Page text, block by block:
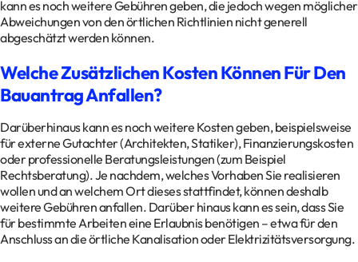
kann es noch weitere Gebühren geben, die jedoch wegen möglicher
Abweichungen von den örtlichen Richtlinien nicht generell
abgeschätzt werden können.
Welche Zusätzlichen Kosten Können Für Den
Bauantrag Anfallen?
Darüberhinaus kann es noch weitere Kosten geben, beispielsweise
für externe Gutachter (Architekten, Statiker), Finanzierungskosten
oder professionelle Beratungsleistungen (zum Beispiel
Rechtsberatung). Je nachdem, welches Vorhaben Sie realisieren
wollen und an welchem Ort dieses stattfindet, können deshalb
weitere Gebühren anfallen. Darüber hinaus kann es sein, dass Sie
für bestimmte Arbeiten eine Erlaubnis benötigen – etwa für den
Anschluss an die örtliche Kanalisation oder Elektrizitätsversorgung.